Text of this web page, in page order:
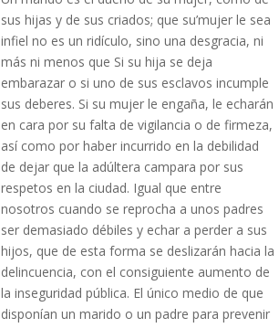
sus hijas y de sus criados; que su’mujer le sea
infiel no es un ridículo, sino una desgracia, ni
más ni menos que Si su hija se deja
embarazar o si uno de sus esclavos incumple
sus deberes. Si su mujer le engaña, le echarán
en cara por su falta de vigilancia o de firmeza,
así como por haber incurrido en la debilidad
de dejar que la adúltera campara por sus
respetos en la ciudad. Igual que entre
nosotros cuando se reprocha a unos padres
ser demasiado débiles y echar a perder a sus
hijos, que de esta forma se deslizarán hacia la
delincuencia, con el consiguiente aumento de
la inseguridad pública. El único medio de que
disponían un marido o un padre para prevenir